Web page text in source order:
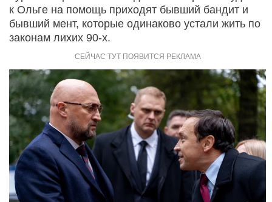
к Ольге на помощь приходят бывший бандит и
бывший мент, которые одинаково устали жить по
законам лихих 90-х.